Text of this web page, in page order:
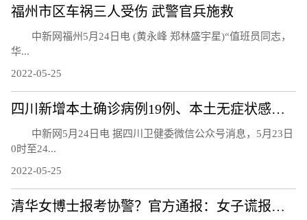
福州市区车祸三人受伤 武警官兵施救
中新网福州5月24日电 (黄永峰 郑林盛宇星)“值班员同志，
华...
2022-05-25
四川新增本土确诊病例19例、本土无症状感染者24例
中新网5月24日电 据四川卫健委微信公众号消息，5月23日
0时至24...
2022-05-25
清华女博士报考协警？官方通报：女子谎报学历